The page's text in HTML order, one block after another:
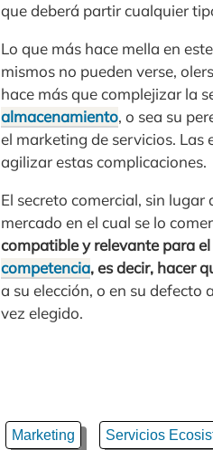
que deberá partir cualquier
Lo que más hace mella en
mismos no pueden verse,
hace más que complejizar la
almacenamiento, o sea su
el marketing de servicios. Las
agilizar estas complicaciones.
El secreto comercial, sin lugar
mercado en el cual se lo
compatible y relevante para
competencia, es decir, hacer
a su elección, o en su
vez elegido.
Marketing Servicios